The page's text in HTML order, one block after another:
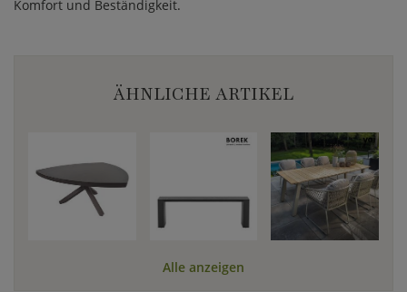
Komfort und Beständigkeit.
ÄHNLICHE ARTIKEL
Alle anzeigen